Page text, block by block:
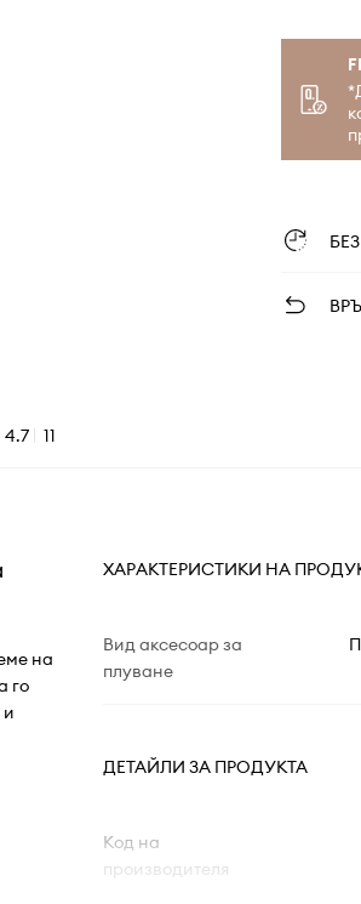
4.7 11
на
го
и
ХАРАКТЕРИСТИКИ НА
Вид аксесоар за
плуване
ДЕТАЙЛИ ЗА ПРОДУКТА
Код на
производителя